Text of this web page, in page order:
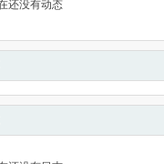
还没有动态